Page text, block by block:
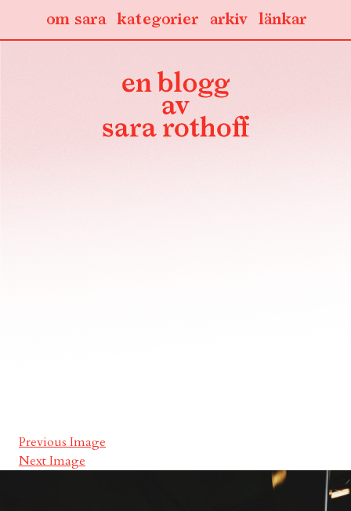
länkar
arkiv
kategorier
om sara
Previous Image
Next Image